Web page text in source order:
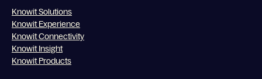
Knowit Solutions
Knowit Experience
Knowit Connectivity
Knowit Insight
Knowit Products